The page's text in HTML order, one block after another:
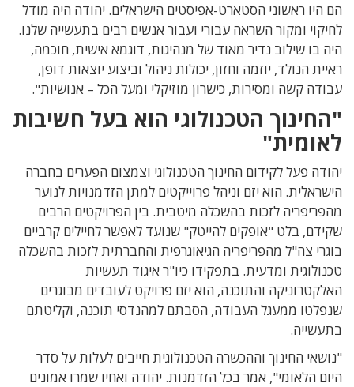
הם היו ראשוני הסטארט-אפיסטים הישראלים. יהודה היה מודל
לחיקוי ומקור השראה עבורי ועבור אנשים רבים בתעשייה שלנו.
היה בו שילוב נדיר מאוד של מנהיגות, דוגמא אישית, חוכמה,
ראיית הנולד, יוזמה וחזון, יכולות ניהול וביצוע יוצאות דופן,
עבודה קשה ומסירות, כישרון מוזיקלי ומעל הכל – אנושיות".
"החינוך הטכנולוגי הוא בעל חשיבות
לאומית"
יהודה פעל לקידום החינוך הטכנולוגי וצמצום הפערים בחברה
הישראלית. הוא יזם וניהל פרוייקטים למתן הזדמנויות לנוער
מהפריפריה לזכות בהשכלה מיטבית. בין הפרויקטים הרבים
שקידם, בלט "אופקים להייטק" שנועד לאפשר לחיילים קרביים
בוגרי צה"ל מהפריפריה הגיאוגרפית והחברתית לזכות בהשכלה
טכנולוגית ומדעית. בתפקידו כיו"ר איגוד תעשיות
האלקטרוניקה והתוכנה, הוא יזם פרויקט לעובדים מבוגרים
שנפלטו ממעגל העבודה, הסבתם למהנדסי תוכנה, וקליטתם
בתעשייה.
"נושאי החינוך וההכשרה הטכנולוגית חייבים לעלות על סדר
היום הלאומי", אמר בכל הזדמנות. יהודה ואחיו שמרו אמונים